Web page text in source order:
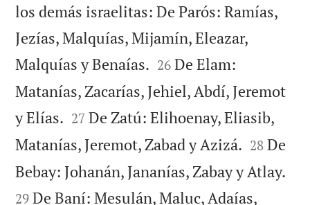
los demás israelitas: De Parós: Ramías,
Jezías, Malquías, Mijamín, Eleazar,
Malquías y Benaías. 

26 De Elam:
Matanías, Zacarías, Jehiel, Abdí, Jeremot
y Elías. 

27 De Zatú: Elihoenay, Eliasib,
Matanías, Jeremot, Zabad y Azizá. 

28 De
Bebay: Johanán, Jananías, Zabay y Atlay.
29 De Baní: Mesulán, Maluc, Adaías,